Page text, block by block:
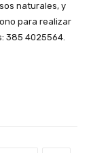
naturales, y
para realizar
385 4025564.